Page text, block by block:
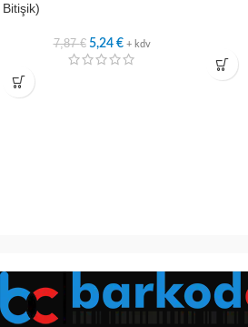
Bitişik)
7,87€ 5,24 € + kdv